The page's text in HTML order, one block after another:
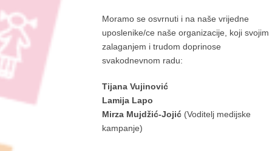
Moramo se osvrnuti i na naše vrijedne
uposlenike/ce naše organizacije, koji svojim
zalaganjem i trudom doprinose
svakodnevnom radu:
Tijana Vujinović
Lamija Lapo
Mirza Mujdžić-Jojić (Voditelj medijske
kampanje)